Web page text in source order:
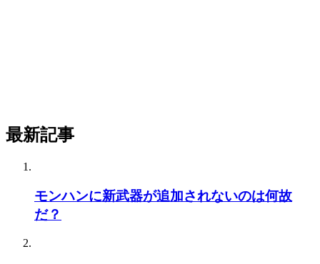
最新記事
モンハンに新武器が追加されないのは何故
だ？